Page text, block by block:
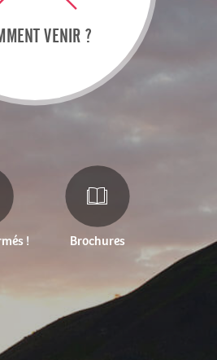
VENIR ?
! Brochures